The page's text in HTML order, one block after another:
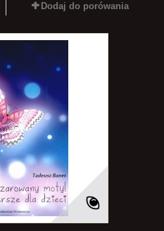
Dodaj do porówania